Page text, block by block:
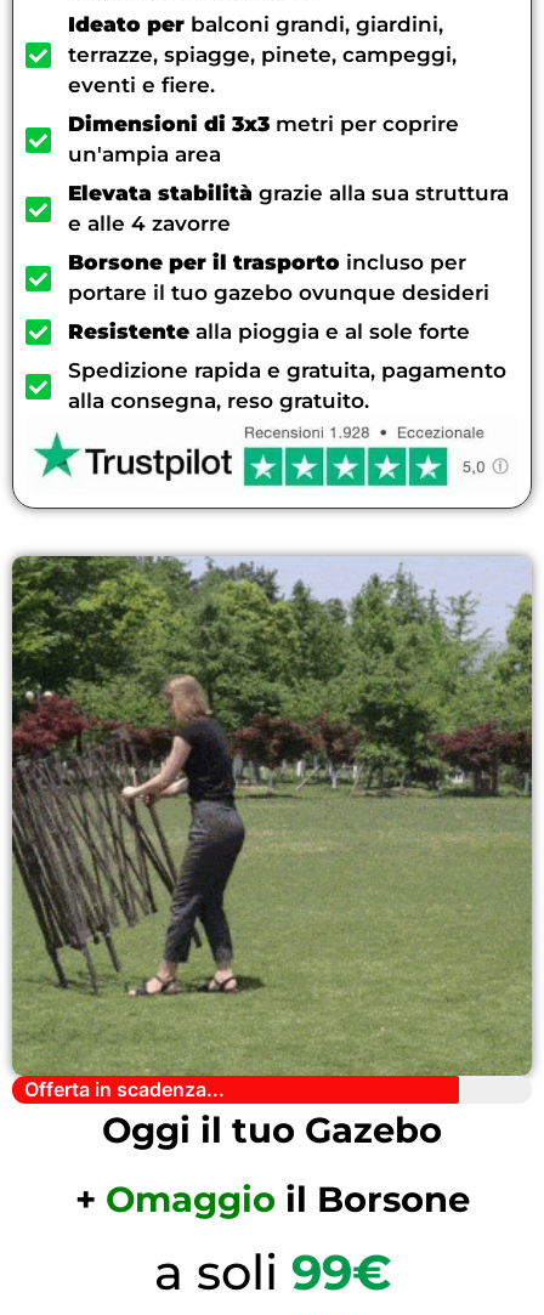
Ideato per balconi grandi, giardini,
terrazze, spiagge, pinete, campeggi,
eventi e fiere.
Dimensioni di 3x3 metri per coprire
un'ampia area
Elevata stabilità grazie alla sua struttura
e alle 4 zavorre
Borsone per il trasporto incluso per
portare il tuo gazebo ovunque desideri
Resistente alla pioggia e al sole forte
Spedizione rapida e gratuita, pagamento
alla consegna, reso gratuito.
Offerta in scadenza...
Oggi il tuo Gazebo
+ Omaggio il Borsone
a soli 99€